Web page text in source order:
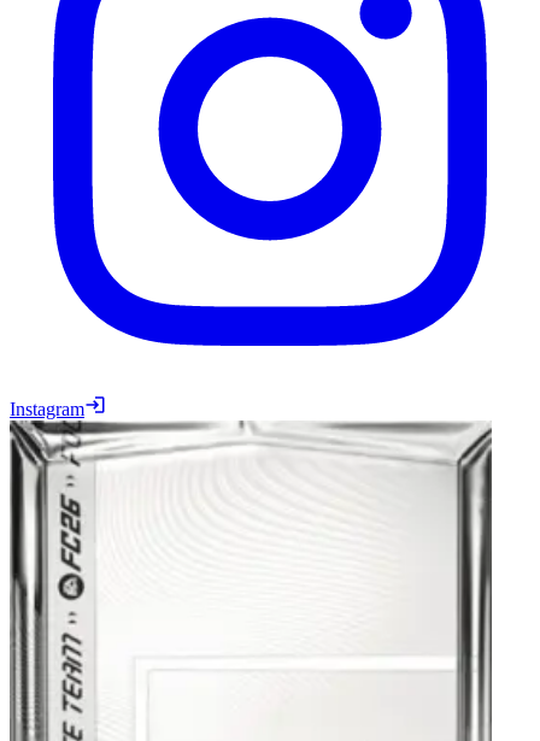
Instagram